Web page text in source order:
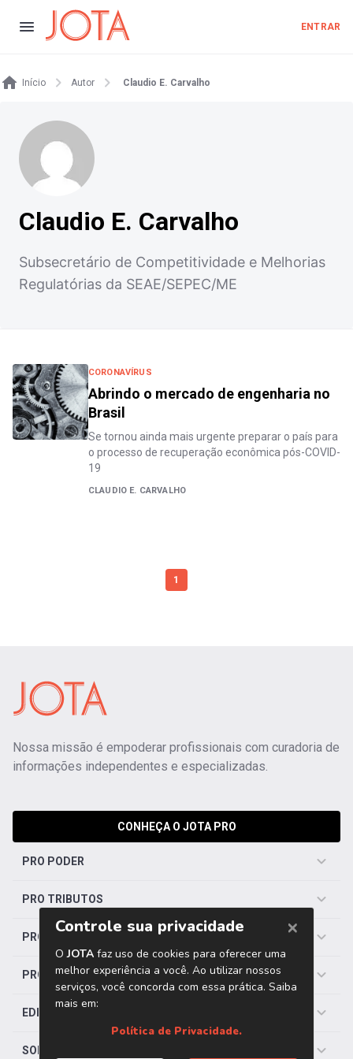
ENTRAR
Início Autor Claudio E. Carvalho
Claudio E. Carvalho
Subsecretário de Competitividade e Melhorias
Regulatórias da SEAE/SEPEC/ME
CORONAVÍRUS
Abrindo o mercado de engenharia no
Brasil
Se tornou ainda mais urgente preparar o país para
o processo de recuperação econômica pós-COVID-
19
CLAUDIO E. CARVALHO
1
Nossa missão é empoderar profissionais com curadoria de
informações independentes e especializadas.
CONHEÇA O JOTA PRO
PRO PODER
PRO TRIBUTOS
PRO TRABALHISTA
PRO SAÚDE
EDITORIAS
SOBRE O JOTA